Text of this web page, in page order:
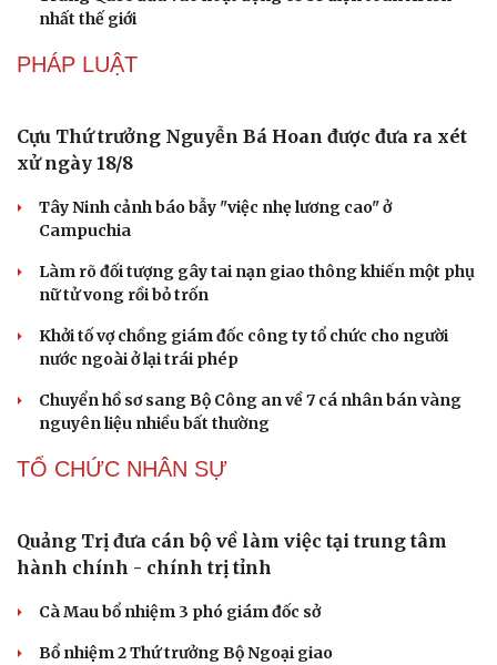
Di sản
thực đường phố hàng đầu thế giới
Nối đà tăng trưởng, du lịch Vĩnh Long hấp dẫn khách
quốc tế
Gia Lai
CÔNG NGHỆ
lên đời
Các nhà khoa học Nhật Bản phát hiện dấu hiệu của “hạt
ma” trong vũ trụ
Vì sao các hãng từ bỏ pin tháo rời trên điện thoại?
Microsoft tăng tốc đầu tư hạ tầng AI tại Ấn Độ
Trung Quốc đưa vào hoạt động cơ sở điện toán AI lớn
PHÁP LUẬT
Cựu Thứ trưởng Nguyễn Bá Hoan được đưa ra xét
xử ngày 18/8